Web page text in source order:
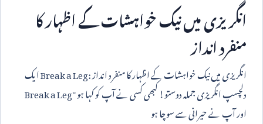
انگریزی میں نیک خواہشات کے اظہار کا
منفرد انداز
انگریزی میں نیک خواہشات کے اظہار کا منفرد اندازBreak a Leg:ایک
دلچسپ انگریزی جملہ دوستو! کبھی کسی نے آپ کو کہا ہو 'Break a Leg'
اور آپ نے حیرانی سے سوچا ہو